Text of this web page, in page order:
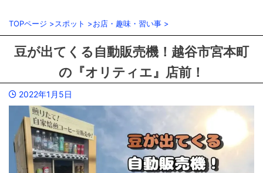
TOPページ >スポット >お店・趣味・習い事 >
豆が出てくる自動販売機！越谷市宮本町
の『オリティエ』店前！
2022年1月5日